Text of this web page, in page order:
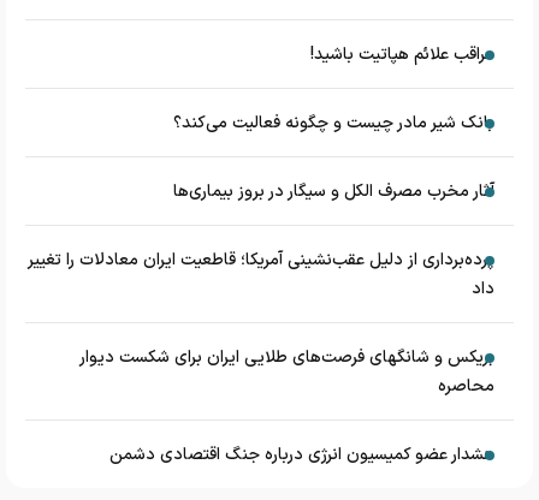
مراقب علائم هپاتیت باشید!
بانک شیر مادر چیست و چگونه فعالیت می‌کند؟
آثار مخرب مصرف الکل و سیگار در بروز بیماری‌ها
پرده‌برداری از دلیل عقب‌نشینی آمریکا؛ قاطعیت ایران معادلات را تغییر
داد
بریکس و شانگهای فرصت‌های طلایی ایران برای شکست دیوار
محاصره
هشدار عضو کمیسیون انرژی درباره جنگ اقتصادی دشمن